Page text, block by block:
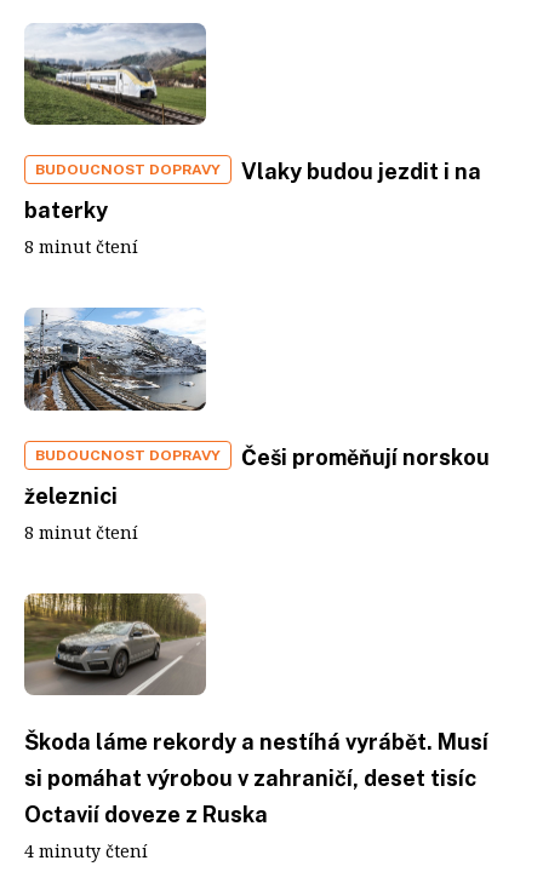
BUDOUCNOST DOPRAVY
Vlaky budou jezdit i na
baterky
8 minut čtení
BUDOUCNOST DOPRAVY
Češi proměňují norskou
železnici
8 minut čtení
Škoda láme rekordy a nestíhá vyrábět. Musí
si pomáhat výrobou v zahraničí, deset tisíc
Octavií doveze z Ruska
4 minuty čtení